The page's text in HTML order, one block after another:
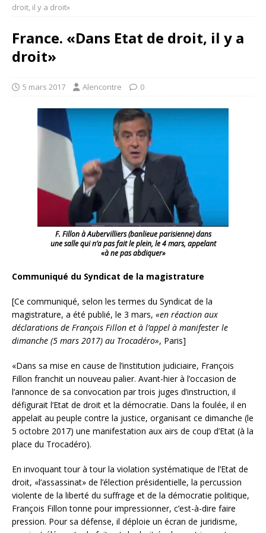
droit, il y a droit»
France. «Dans Etat de droit, il y a
droit»
5 mars 2017 Alencontre 0
F. Fillon à Aubervilliers (banlieue parisienne) dans
une salle qui n’a pas fait le plein, le 4 mars, appelant
«à ne pas abdiquer»
Communiqué du Syndicat de la magistrature
[Ce communiqué, selon les termes du Syndicat de la
magistrature, a été publié, le 3 mars, «en réaction aux
déclarations de François Fillon et à l’appel à manifester le
dimanche (5 mars 2017) au Trocadéro», Paris]
«Dans sa mise en cause de l’institution judiciaire, François
Fillon franchit un nouveau palier. Avant-hier à l’occasion de
l’annonce de sa convocation par trois juges d’instruction, il
défigurait l’Etat de droit et la démocratie. Dans la foulée, il en
appelait au peuple contre la justice, organisant ce dimanche (le
5 octobre 2017) une manifestation aux airs de coup d’Etat (à la
place du Trocadéro).
En invoquant tour à tour la violation systématique de l’Etat de
droit, «l’assassinat» de l’élection présidentielle, la percussion
violente de la liberté du suffrage et de la démocratie politique,
François Fillon tonne pour impressionner, c’est-à-dire faire
pression. Pour sa défense, il déploie un écran de juridisme,